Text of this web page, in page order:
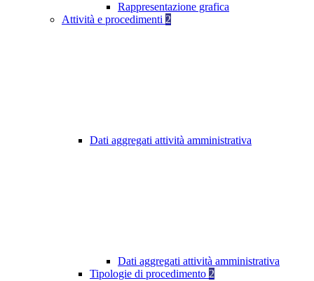
Rappresentazione grafica
Attività e procedimenti 2
Dati aggregati attività amministrativa
Dati aggregati attività amministrativa
Tipologie di procedimento 2